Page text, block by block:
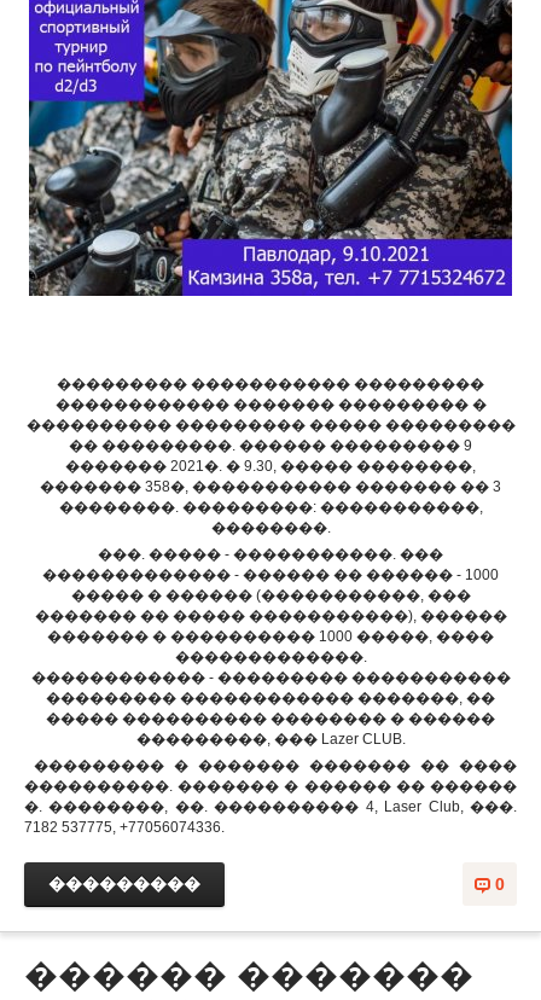
��������� ����������� ���������
������������ ������� ��������� �
���������� ��������� ����� ���������
�� ���������. ������ ��������� 9
������� 2021�. � 9.30, ����� ��������,
������� 358�, ����������� ������� �� 3
��������. ���������: �����������,
��������.
���. ����� - �����������. ���
������������� - ������ �� ������ - 1000
����� � ������ (�����������, ���
������� �� ����� �����������), ������
������� � ���������� 1000 �����, ����
�������������.
������������ - ��������� �����������
��������� ������������ �������, ��
����� ���������� �������� � ������
���������, ��� Lazer CLUB.
��������� � ������� ������� �� ����
����������. ������� � ������ �� ������
�. ��������, ��. ���������� 4, Laser Club, ���.
7182 537775, +77056074336.
0
���������
������ �������